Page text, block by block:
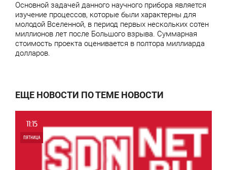
Основной задачей данного научного прибора является
изучение процессов, которые были характерны для
молодой Вселенной, в период первых нескольких сотен
миллионов лет после Большого взрыва. Суммарная
стоимость проекта оценивается в полтора миллиарда
долларов.
ЕЩЕ НОВОСТИ ПО ТЕМЕ НОВОСТИ
11:15
ПЯТНИЦА